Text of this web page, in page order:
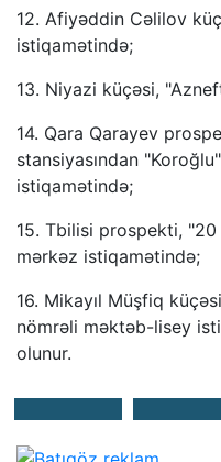
12. Afiyəddin Cəlilov
istiqamətində;
13. Niyazi küçəsi,
14. Qara Qarayev
stansiyasından
istiqamətində;
15. Tbilisi prospekti, "20
mərkəz istiqamətində;
16. Mikayıl Müşfiq
nömrəli məktəb-lisey
olunur.